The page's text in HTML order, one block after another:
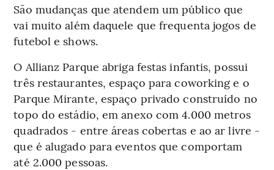
São mudanças que atendem um público que
vai muito além daquele que frequenta jogos de
futebol e shows.
O Allianz Parque abriga festas infantis, possui
três restaurantes, espaço para coworking e o
Parque Mirante, espaço privado construído no
topo do estádio, em anexo com 4.000 metros
quadrados - entre áreas cobertas e ao ar livre -
que é alugado para eventos que comportam
até 2.000 pessoas.